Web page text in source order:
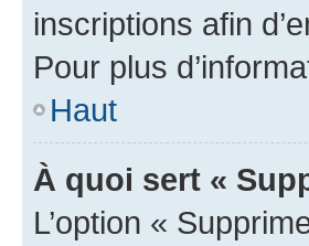
inscriptions afin
Pour plus
Haut
À quoi sert «
L’option «